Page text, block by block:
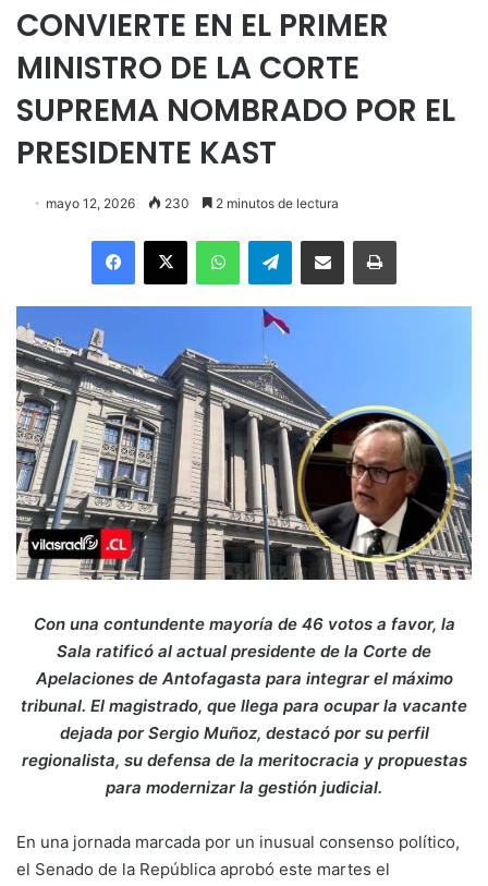
CONVIERTE EN EL PRIMER
MINISTRO DE LA CORTE
SUPREMA NOMBRADO POR EL
PRESIDENTE KAST
mayo 12, 2026 230 2 minutos de lectura
Facebook
X WhatsAppTelegramEnviar vía email Imprimir
Con una contundente mayoría de 46 votos a favor, la
Sala ratificó al actual presidente de la Corte de
Apelaciones de Antofagasta para integrar el máximo
tribunal. El magistrado, que llega para ocupar la vacante
dejada por Sergio Muñoz, destacó por su perfil
regionalista, su defensa de la meritocracia y propuestas
para modernizar la gestión judicial.
En una jornada marcada por un inusual consenso político,
el Senado de la República aprobó este martes el